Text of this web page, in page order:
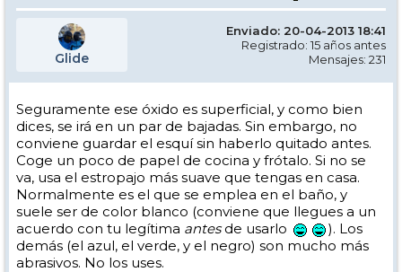
Glide
Enviado: 20-04-2013 18:41
Registrado: 15 años antes
Mensajes: 231
Seguramente ese óxido es superficial, y como bien
dices, se irá en un par de bajadas. Sin embargo, no
conviene guardar el esquí sin haberlo quitado antes.
Coge un poco de papel de cocina y frótalo. Si no se
va, usa el estropajo más suave que tengas en casa.
Normalmente es el que se emplea en el baño, y
suele ser de color blanco (conviene que llegues a un
acuerdo con tu legítima antesde usarlo
). Los
demás (el azul, el verde, y el negro) son mucho más
abrasivos. No los uses.